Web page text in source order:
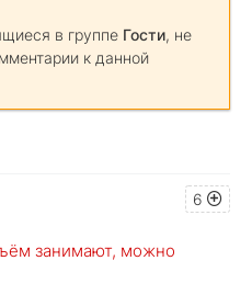
в группе Гости, не
к данной
6
занимают, можно